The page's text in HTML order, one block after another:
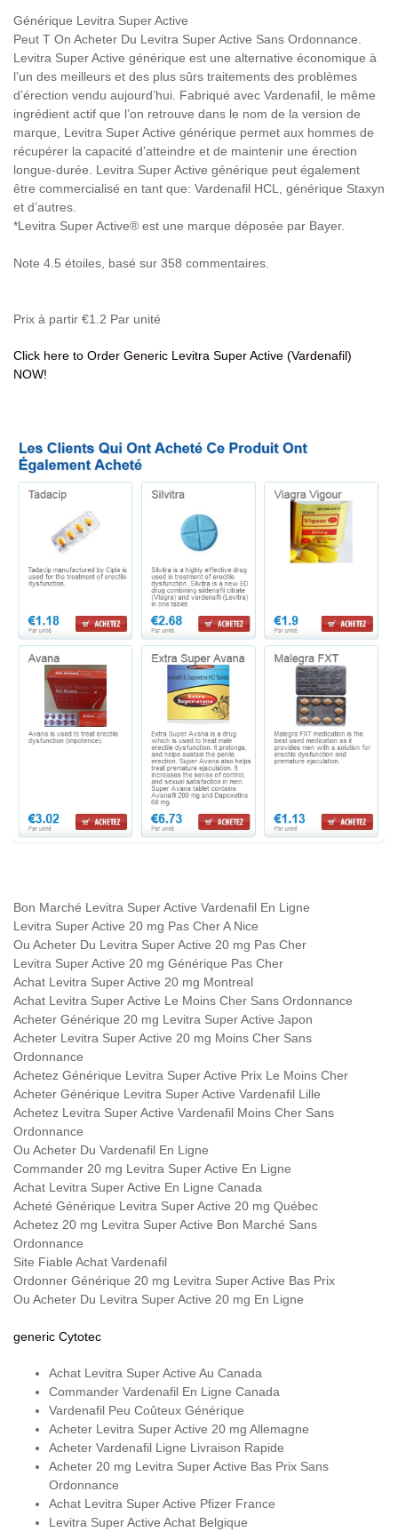
Générique Levitra Super Active
Peut T On Acheter Du Levitra Super Active Sans Ordonnance.
Levitra Super Active générique est une alternative économique à
l’un des meilleurs et des plus sûrs traitements des problèmes
d’érection vendu aujourd’hui. Fabriqué avec Vardenafil, le même
ingrédient actif que l’on retrouve dans le nom de la version de
marque, Levitra Super Active générique permet aux hommes de
récupérer la capacité d’atteindre et de maintenir une érection
longue-durée. Levitra Super Active générique peut également
être commercialisé en tant que: Vardenafil HCL, générique Staxyn
et d’autres.
*Levitra Super Active® est une marque déposée par Bayer.
Note 4.5 étoiles, basé sur 358 commentaires.
Prix à partir €1.2 Par unité
Click here to Order Generic Levitra Super Active (Vardenafil)
NOW!
Bon Marché Levitra Super Active Vardenafil En Ligne
Levitra Super Active 20 mg Pas Cher A Nice
Ou Acheter Du Levitra Super Active 20 mg Pas Cher
Levitra Super Active 20 mg Générique Pas Cher
Achat Levitra Super Active 20 mg Montreal
Achat Levitra Super Active Le Moins Cher Sans Ordonnance
Acheter Générique 20 mg Levitra Super Active Japon
Acheter Levitra Super Active 20 mg Moins Cher Sans
Ordonnance
Achetez Générique Levitra Super Active Prix Le Moins Cher
Acheter Générique Levitra Super Active Vardenafil Lille
Achetez Levitra Super Active Vardenafil Moins Cher Sans
Ordonnance
Ou Acheter Du Vardenafil En Ligne
Commander 20 mg Levitra Super Active En Ligne
Achat Levitra Super Active En Ligne Canada
Acheté Générique Levitra Super Active 20 mg Québec
Achetez 20 mg Levitra Super Active Bon Marché Sans
Ordonnance
Site Fiable Achat Vardenafil
Ordonner Générique 20 mg Levitra Super Active Bas Prix
Ou Acheter Du Levitra Super Active 20 mg En Ligne
generic Cytotec
Achat Levitra Super Active Au Canada
Commander Vardenafil En Ligne Canada
Vardenafil Peu Coûteux Générique
Acheter Levitra Super Active 20 mg Allemagne
Acheter Vardenafil Ligne Livraison Rapide
Acheter 20 mg Levitra Super Active Bas Prix Sans
Ordonnance
Achat Levitra Super Active Pfizer France
Levitra Super Active Achat Belgique